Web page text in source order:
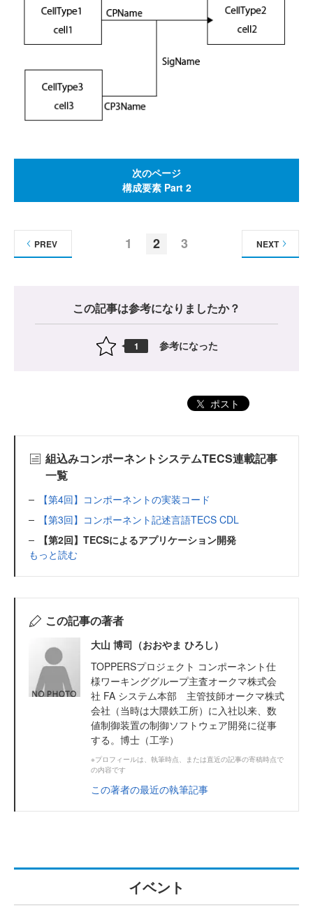
次のページ
構成要素 Part 2
1 2 3
PREV NEXT
この記事は参考になりましたか？
1 参考になった
ポスト
組込みコンポーネントシステムTECS連載記事
一覧
【第4回】コンポーネントの実装コード
【第3回】コンポーネント記述言語TECS CDL
【第2回】TECSによるアプリケーション開発
もっと読む
この記事の著者
大山 博司（おおやま ひろし）
TOPPERSプロジェクト コンポーネント仕
様ワーキンググループ主査オークマ株式会
社 FA システム本部 主管技師オークマ株式
会社（当時は大隈鉄工所）に入社以来、数
値制御装置の制御ソフトウェア開発に従事
する。博士（工学）
※プロフィールは、執筆時点、または直近の記事の寄稿時点で
の内容です
この著者の最近の執筆記事
イベント